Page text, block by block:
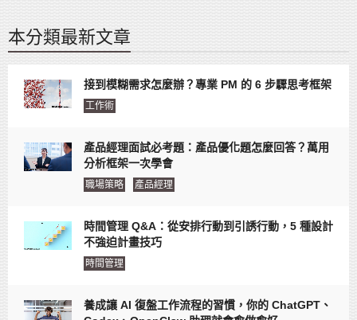
本分類最新文章
接到模糊需求怎麼辦？專業 PM 的 6 步驟思考框架
工作術
產品經理面試必考題：產品優化題怎麼回答？萬用
分析框架一次學會
職場策略 產品經理
時間管理 Q&A：從安排行動到引誘行動，5 種設計
不強迫計畫技巧
時間管理
養成讓 AI 復盤工作流程的習慣，你的 ChatGPT、